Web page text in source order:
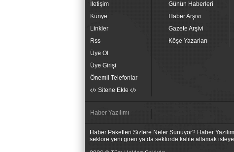
İletişim
Künye
Linkler
Rss
Üye Ol
Üye Girişi
Önemli Telefonlar
Sitene Ekle
Günün Haberleri
Haber Arşivi
Gazete Arşivi
Köşe Yazarları
Haber Yazılımı
Haber Paketleri Sizlere Neler Sunuyor? Haber
sektöre yeni giren ya da sektörde kalite atlamak